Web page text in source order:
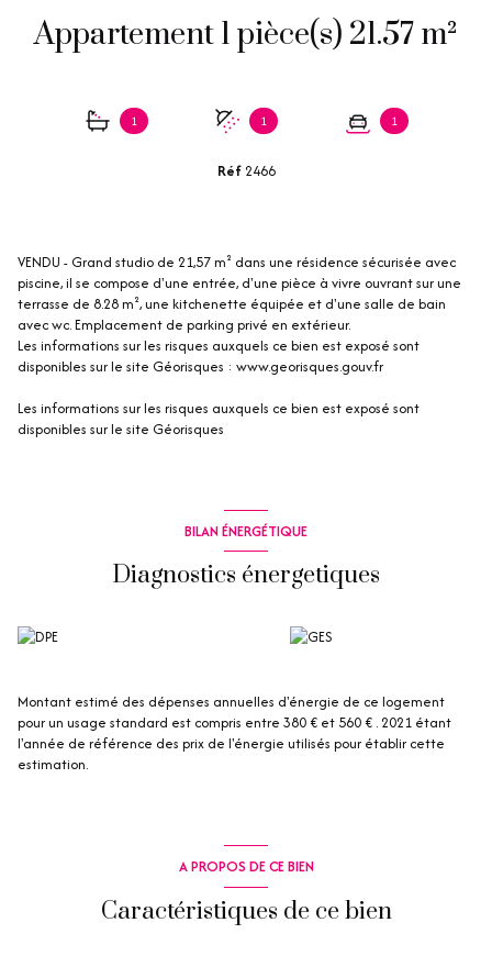
Appartement 1 pièce(s) 21.57 m²
1 1 1
Réf 2466
VENDU - Grand studio de 21,57 m² dans une résidence sécurisée avec
piscine, il se compose d'une entrée, d'une pièce à vivre ouvrant sur une
terrasse de 8.28 m², une kitchenette équipée et d'une salle de bain
avec wc. Emplacement de parking privé en extérieur.
Les informations sur les risques auxquels ce bien est exposé sont
disponibles sur le site Géorisques : www.georisques.gouv.fr
Les informations sur les risques auxquels ce bien est exposé sont
disponibles sur le site Géorisques
BILAN ÉNERGÉTIQUE
Diagnostics énergetiques
Montant estimé des dépenses annuelles d'énergie de ce logement
pour un usage standard est compris entre 380 € et 560 € . 2021 étant
l'année de référence des prix de l'énergie utilisés pour établir cette
estimation.
A PROPOS DE CE BIEN
Caractéristiques de ce bien